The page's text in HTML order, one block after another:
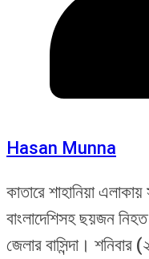
Hasan Munna
কাতারে শাহানিয়া
বাংলাদেশিসহ ছয়জন
জেলার বাসিন্দা।